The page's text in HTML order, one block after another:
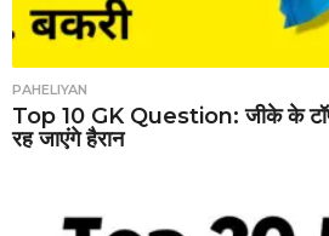
PAHELIYAN
Top 10 GK Question: जीके के
रह जाएंगे हैरान